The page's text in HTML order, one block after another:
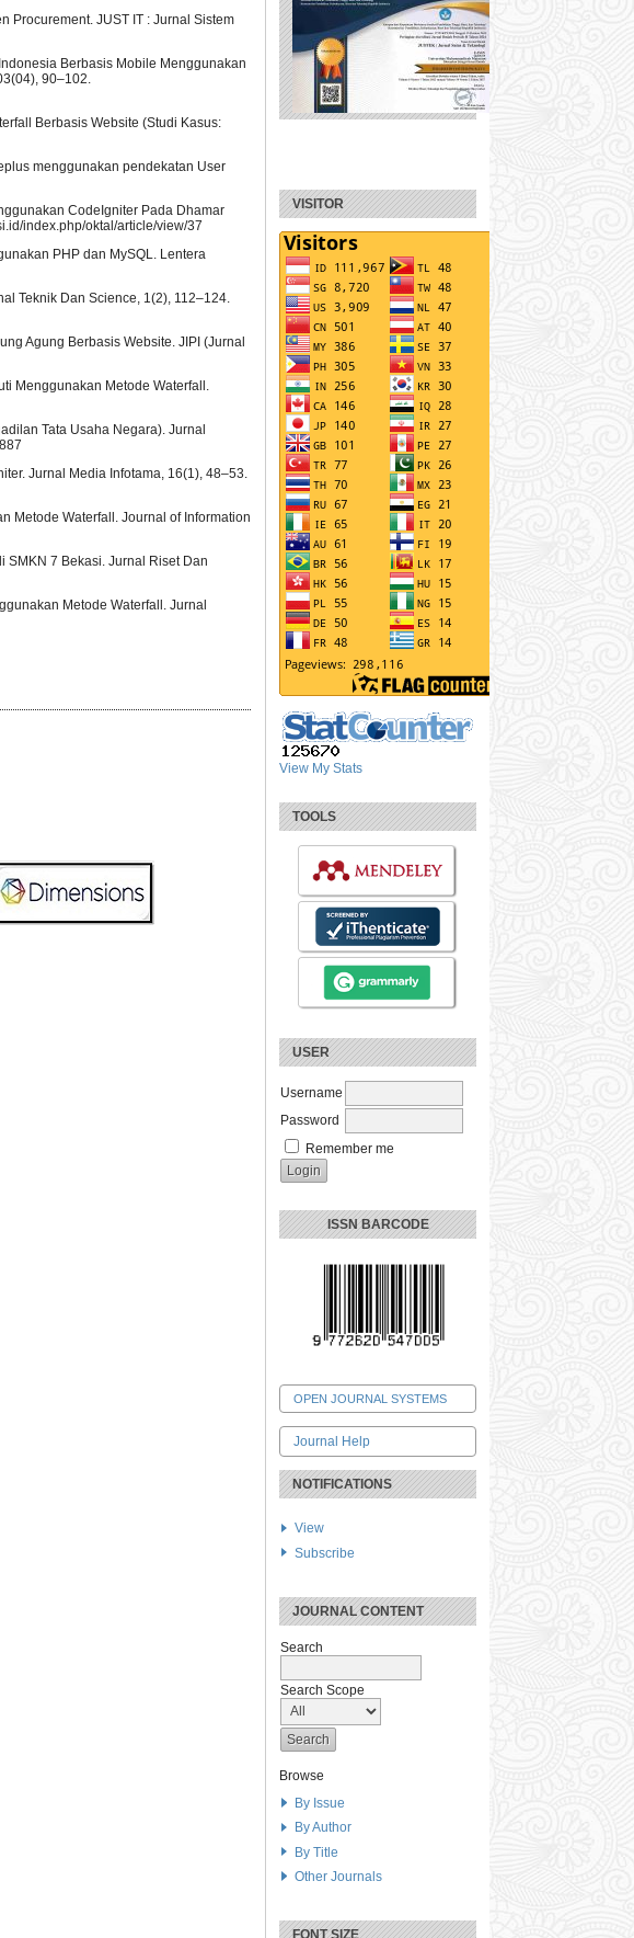
VISITOR
View My Stats
TOOLS
USER
Username
Password
Remember me
ISSN BARCODE
OPEN JOURNAL SYSTEMS
Journal Help
NOTIFICATIONS
View
Subscribe
JOURNAL CONTENT
Search
Search Scope
Browse
By Issue
By Author
By Title
Other Journals
FONT SIZE
Procurement. JUST IT : Jurnal Sistem
Berbasis Mobile Menggunakan
90–102.
Berbasis Website (Studi Kasus:
menggunakan pendekatan User
CodeIgniter Pada Dhamar
index.php/oktal/article/view/37
PHP dan MySQL. Lentera
Teknik Dan Science, 1(2), 112–124.
Agung Berbasis Website. JIPI (Jurnal
Menggunakan Metode Waterfall.
Tata Usaha Negara). Jurnal
Jurnal Media Infotama, 16(1), 48–53.
Metode Waterfall. Journal of Information
SMKN 7 Bekasi. Jurnal Riset Dan
Metode Waterfall. Jurnal